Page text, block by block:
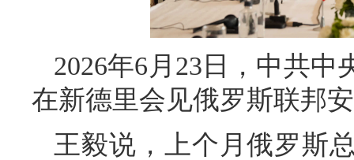
2026年6月23日，中共
在新德里会见俄罗斯联邦
王毅说，上个月俄罗斯